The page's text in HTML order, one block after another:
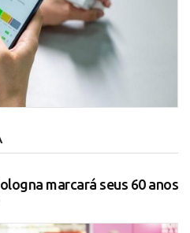
marcará seus 60 anos